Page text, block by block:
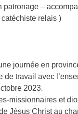
–
relais )
journée en
travail avec
2023.
missionnaires et
Jésus Christ au